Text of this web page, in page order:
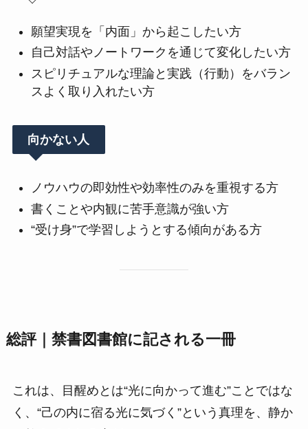
願望実現を「内面」から起こしたい方
自己対話やノートワークを通じて変化したい方
スピリチュアルな理論と実践（行動）をバラン
スよく取り入れたい方
向かない人
ノウハウの即効性や効率性のみを重視する方
書くことや内観に苦手意識が強い方
“受け身”で学習しようとする傾向がある方
総評｜禁書図書館に記される一冊
これは、目醒めとは“光に向かって進む”ことではな
く、“己の内に宿る光に気づく”という真理を、静か